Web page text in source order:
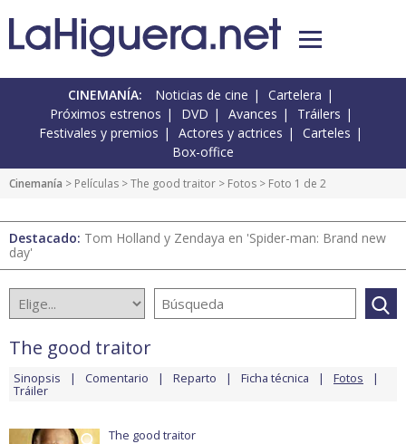
CINEMANÍA: Noticias de cine
Cartelera
Próximos estrenos
DVD Avances
Tráilers
Festivales y premios
Actores y actrices
Carteles
Box-office
Cinemanía > Películas >The good traitor > Fotos > Foto 1 de 2
Destacado: Tom Holland y Zendaya en 'Spider-man: Brand new
day'
The good traitor
Sinopsis Comentario Reparto Ficha técnica Fotos
Tráiler
The good traitor